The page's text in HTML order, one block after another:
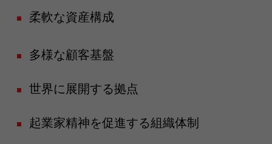
柔軟な資産構成
多様な顧客基盤
世界に展開する拠点
起業家精神を促進する組織体制